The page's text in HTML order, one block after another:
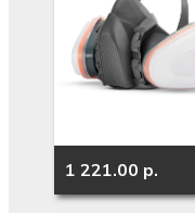
1 221.00 p.